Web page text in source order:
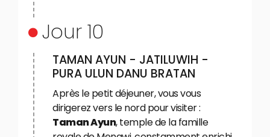
Jour 10
TAMAN AYUN - JATILUWIH -
PURA ULUN DANU BRATAN
Après le petit déjeuner, vous vous
dirigerez vers le nord pour visiter :
Taman Ayun, temple de la famille